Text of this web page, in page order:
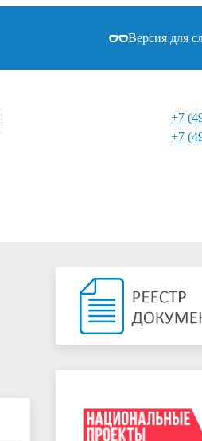
Версия для
+7
+7